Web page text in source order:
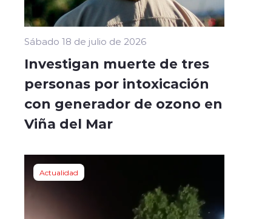
Sábado 18 de julio de 2026
Investigan muerte de tres
personas por intoxicación
con generador de ozono en
Viña del Mar
Actualidad